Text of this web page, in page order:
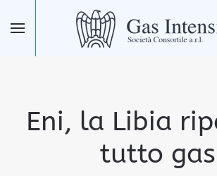
Skip to main content
Eni, la Libia
tutto gas